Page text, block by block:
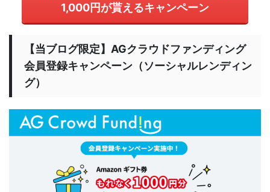
1,000円が貰えるキャンペーン
【当ブログ限定】AGクラウドファンディング
会員登録キャンペーン（ソーシャルレンディン
グ）